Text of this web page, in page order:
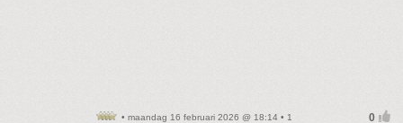
• maandag 16 februari 2026 @ 18:14 • 1